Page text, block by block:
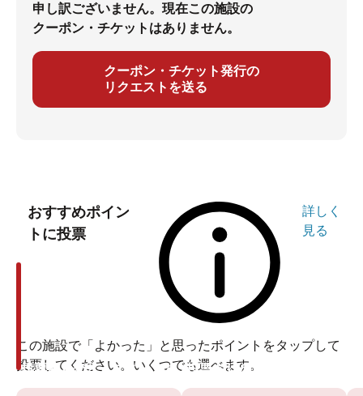
申し訳ございません。現在この施設の
クーポン・チケットはありません。
クーポン・チケット発行の
リクエストを送る
おすすめポイン
トに投票
詳しく
見る
この施設で「よかった」と思ったポイントをタップして
投票してください。いくつでも選べます。
投票ありがとうございます 投票ありがとうございます